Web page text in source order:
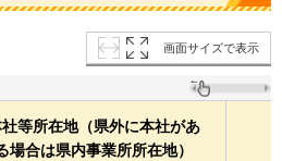
画面サイズで表示
等所在地（県外に本社があ
場合は県内事業所所在地）